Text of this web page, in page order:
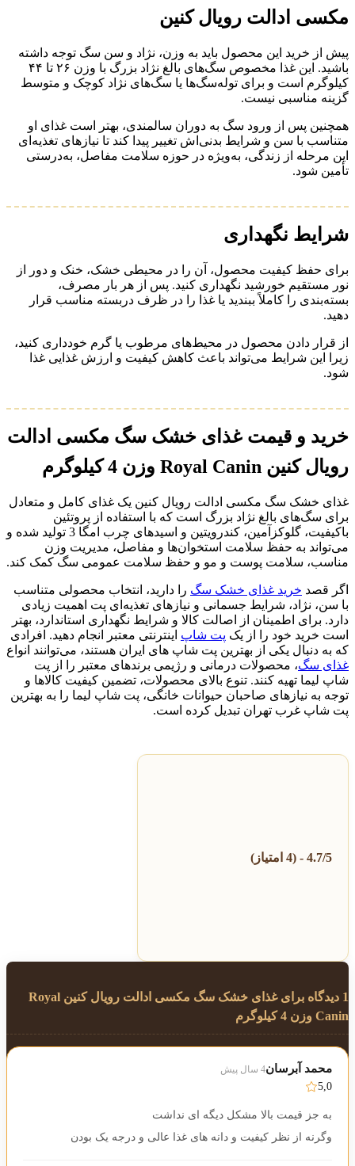
مکسی ادالت رویال کنین
پیش از خرید این محصول باید به وزن، نژاد و سن سگ توجه داشته
باشید. این غذا مخصوص سگ‌های بالغ نژاد بزرگ با وزن ۲۶ تا ۴۴
کیلوگرم است و برای توله‌سگ‌ها یا سگ‌های نژاد کوچک و متوسط
گزینه مناسبی نیست.
همچنین پس از ورود سگ به دوران سالمندی، بهتر است غذای او
متناسب با سن و شرایط بدنی‌اش تغییر پیدا کند تا نیازهای تغذیه‌ای
این مرحله از زندگی، به‌ویژه در حوزه سلامت مفاصل، به‌درستی
تأمین شود.
شرایط نگهداری
برای حفظ کیفیت محصول، آن را در محیطی خشک، خنک و دور از
نور مستقیم خورشید نگهداری کنید. پس از هر بار مصرف،
بسته‌بندی را کاملاً ببندید یا غذا را در ظرف دربسته مناسب قرار
دهید.
از قرار دادن محصول در محیط‌های مرطوب یا گرم خودداری کنید،
زیرا این شرایط می‌تواند باعث کاهش کیفیت و ارزش غذایی غذا
شود.
خرید و قیمت غذای خشک سگ مکسی ادالت
رویال کنین Royal Canin وزن 4 کیلوگرم
غذای خشک سگ مکسی ادالت رویال کنین یک غذای کامل و متعادل
برای سگ‌های بالغ نژاد بزرگ است که با استفاده از پروتئین
باکیفیت، گلوکزآمین، کندرویتین و اسیدهای چرب امگا 3 تولید شده و
می‌تواند به حفظ سلامت استخوان‌ها و مفاصل، مدیریت وزن
مناسب، سلامت پوست و مو و حفظ سلامت عمومی سگ کمک کند.
اگر قصد خرید غذای خشک سگ را دارید، انتخاب محصولی متناسب
با سن، نژاد، شرایط جسمانی و نیازهای تغذیه‌ای پت اهمیت زیادی
دارد. برای اطمینان از اصالت کالا و شرایط نگهداری استاندارد، بهتر
است خرید خود را از یک پت شاپ اینترنتی معتبر انجام دهید. افرادی
که به دنبال یکی از بهترین پت شاپ های ایران هستند، می‌توانند انواع
غذای سگ، محصولات درمانی و رژیمی برندهای معتبر را از پت
شاپ لیما تهیه کنند. تنوع بالای محصولات، تضمین کیفیت کالاها و
توجه به نیازهای صاحبان حیوانات خانگی، پت شاپ لیما را به بهترین
پت شاپ غرب تهران تبدیل کرده است.
4.7/5 - (4 امتیاز)
1 دیدگاه برای
غذای خشک سگ مکسی ادالت رویال کنین Royal
Canin وزن 4 کیلوگرم
محمد آبرسان4 سال پیش
5,0
به جز قیمت بالا مشکل دیگه ای نداشت
وگرنه از نظر کیفیت و دانه های غذا عالی و درجه یک بودن